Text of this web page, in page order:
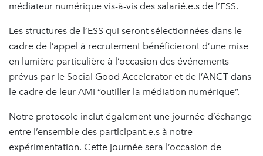
médiateur numérique vis-à-vis des salarié.e.s de l’ESS.
Les structures de l’ESS qui seront sélectionnées dans le
cadre de l’appel à recrutement bénéficieront d’une mise
en lumière particulière à l’occasion des événements
prévus par le Social Good Accelerator et de l’ANCT dans
le cadre de leur AMI “outiller la médiation numérique”.
Notre protocole inclut également une journée d’échange
entre l’ensemble des participant.e.s à notre
expérimentation. Cette journée sera l’occasion de